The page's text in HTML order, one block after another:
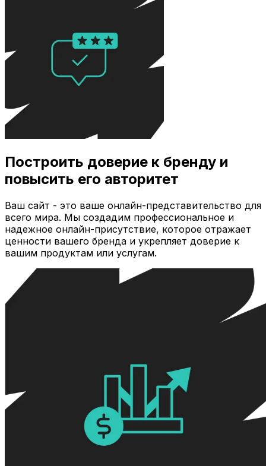
Построить доверие к бренду и
повысить его авторитет
Ваш сайт - это ваше онлайн-представительство для
всего мира. Мы создадим профессиональное и
надежное онлайн-присутствие, которое отражает
ценности вашего бренда и укрепляет доверие к
вашим продуктам или услугам.